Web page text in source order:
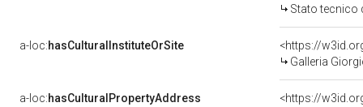
Stato tecnico
a-loc:hasCulturalInstituteOrSite
<https://
Galleria
a-loc:hasCulturalPropertyAddress
<https://